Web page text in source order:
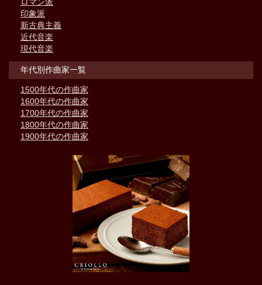
ロマン派
印象派
新古典主義
近代音楽
現代音楽
年代別作曲家一覧
1500年代の作曲家
1600年代の作曲家
1700年代の作曲家
1800年代の作曲家
1900年代の作曲家